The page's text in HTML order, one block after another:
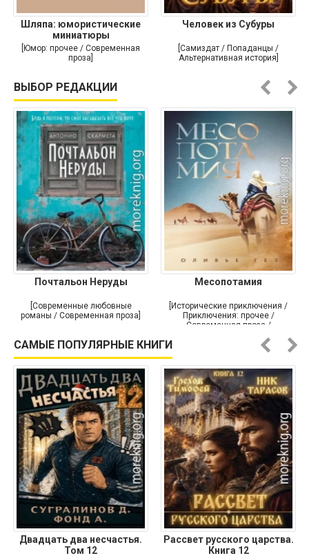
Шляпа: юмористические
миниатюры
[Юмор: прочее / Современная
проза]
Человек из Субуры
[Самиздат / Попаданцы /
Альтернативная история]
ВЫБОР РЕДАКЦИИ
Почтальон Неруды
[Современные любовные
романы / Современная проза]
Месопотамия
[Исторические приключения /
Приключения: прочее /
Современная проза /
САМЫЕ ПОПУЛЯРНЫЕ КНИГИ
Двадцать два несчастья.
Том 12
Рассвет русского царства.
Книга 12